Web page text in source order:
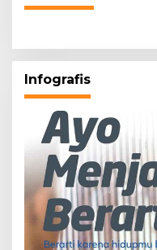
Infografis